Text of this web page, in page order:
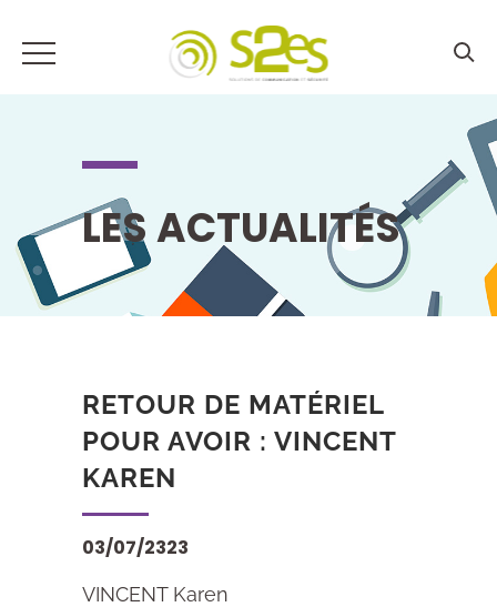
LES ACTUALITÉS
RETOUR DE MATÉRIEL
POUR AVOIR : VINCENT
KAREN
03/07/2323
VINCENT Karen